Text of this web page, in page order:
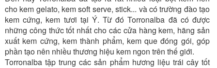
cho kem gelato, kem soft serve, stick... và có trường đào tạo
kem cứng, kem tươi tại Ý. Từ đó Torronalba đã có được
những công thức tốt nhất cho các cửa hàng kem, hãng sản
xuất kem cứng, kem thành phẩm, kem que đóng gói, góp
phần tạo nên nhiều thương hiệu kem ngon trên thế giới.
Torronalba tập trung các sản phẩm hương liệu trái cây tốt